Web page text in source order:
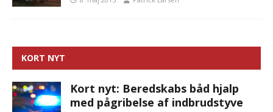
KORT NYT
Kort nyt: Beredskabs båd hjalp
med pågribelse af indbrudstyve